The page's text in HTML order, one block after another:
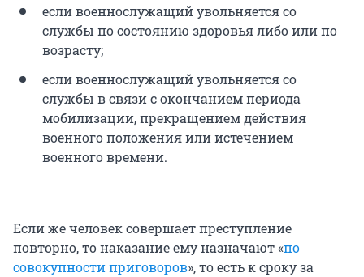
если военнослужащий увольняется со
службы по состоянию здоровья либо или по
возрасту;
если военнослужащий увольняется со
службы в связи с окончанием периода
мобилизации, прекращением действия
военного положения или истечением
военного времени.
Если же человек совершает преступление
повторно, то наказание ему назначают «по
совокупности приговоров», то есть к сроку за